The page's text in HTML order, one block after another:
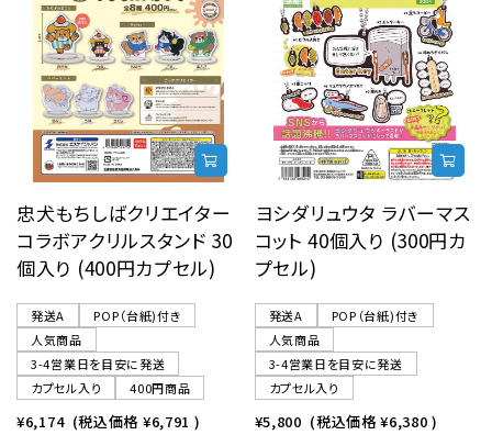
忠犬もちしばクリエイター
コラボアクリルスタンド 30
個入り (400円カプセル)
発送A
POP（台紙)付き
人気商品
3-4営業日を目安に発送
カプセル入り
400円商品
¥6,174 (税込価格 ¥6,791 )
ヨシダリュウタ ラバーマス
コット 40個入り (300円カ
プセル)
発送A
POP（台紙)付き
人気商品
3-4営業日を目安に発送
カプセル入り
¥5,800 (税込価格¥6,380 )